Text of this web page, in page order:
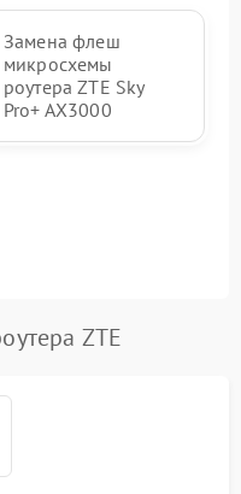
Замена флеш
микросхемы
роутера ZTE Sky
Pro+ AX3000
ZTE